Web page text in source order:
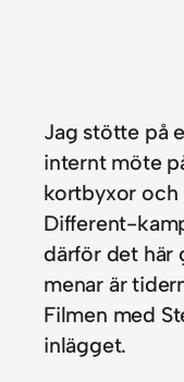
Jag stötte på
internt möte
kortbyxor och
Different-
därför det här
menar är
Filmen med
inlägget.